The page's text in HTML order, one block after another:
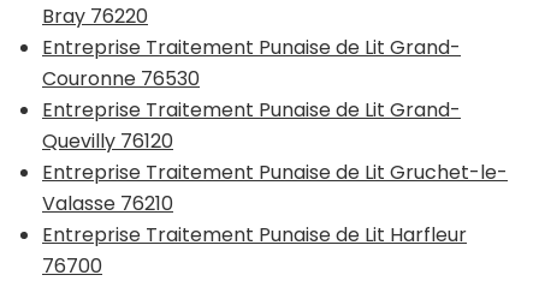
Bray 76220
Entreprise Traitement Punaise de Lit Grand-
Couronne 76530
Entreprise Traitement Punaise de Lit Grand-
Quevilly 76120
Entreprise Traitement Punaise de Lit Gruchet-le-
Valasse 76210
Entreprise Traitement Punaise de Lit Harfleur
76700